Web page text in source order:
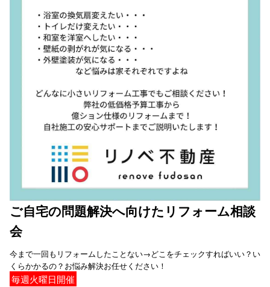
ご自宅の問題解決へ向けたリフォーム相談
会
今まで一回もリフォームしたことない→どこをチェックすればいい？い
くらかかるの？お悩み解決お任せください！
毎週火曜日開催